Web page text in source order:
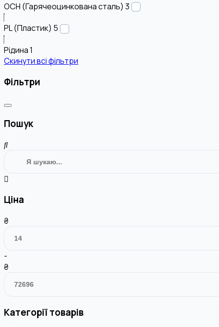
OCH (Гарячеоцинкована сталь) 3
PL (Пластик) 5
Рідина1
Скинути всі фільтри
Фільтри
Пошук
Ціна
₴
-
₴
Категорії товарів